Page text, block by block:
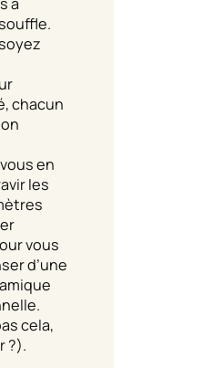
chacun
en
les
vous
d’une
cela,
?).